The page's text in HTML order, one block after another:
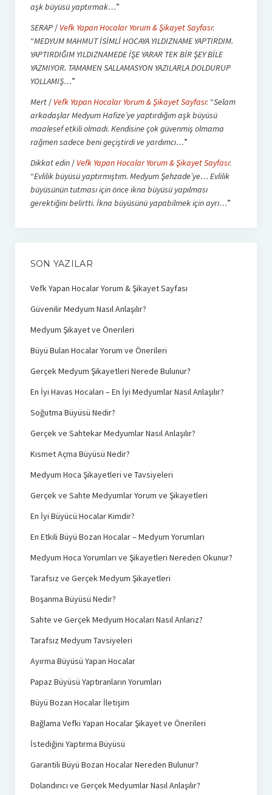
aşk büyüsü yaptırmak…”
SERAP/ Vefk Yapan Hocalar Yorum & Şikayet Sayfası:
“MEDYUM MAHMUT İSİMLİ HOCAYA YILDIZNAME YAPTIRDIM.
YAPTIRDIĞIM YILDIZNAMEDE İŞE YARAR TEK BİR ŞEY BİLE
YAZMIYOR. TAMAMEN SALLAMASYON YAZILARLA DOLDURUP
YOLLAMIŞ…”
Mert/ Vefk Yapan Hocalar Yorum & Şikayet Sayfası: “Selam
arkadaşlar Medyum Hafize’ye yaptırdığım aşk büyüsü
maalesef etkili olmadı. Kendisine çok güvenmiş olmama
rağmen sadece beni geçiştirdi ve yardımcı…”
Dikkat edin/ Vefk Yapan Hocalar Yorum & Şikayet Sayfası:
“Evlilik büyüsü yaptırmıştım. Medyum Şehzade’ye… Evlilik
büyüsünün tutması için önce ikna büyüsü yapılması
gerektiğini belirtti. İkna büyüsünü yapabilmek için ayrı…”
SON YAZILAR
Vefk Yapan Hocalar Yorum & Şikayet Sayfası
Güvenilir Medyum Nasıl Anlaşılır?
Medyum Şikayet ve Önerileri
Büyü Bulan Hocalar Yorum ve Önerileri
Gerçek Medyum Şikayetleri Nerede Bulunur?
En İyi Havas Hocaları – En İyi Medyumlar Nasıl Anlaşılır?
Soğutma Büyüsü Nedir?
Gerçek ve Sahtekar Medyumlar Nasıl Anlaşılır?
Kısmet Açma Büyüsü Nedir?
Medyum Hoca Şikayetleri ve Tavsiyeleri
Gerçek ve Sahte Medyumlar Yorum ve Şikayetleri
En İyi Büyücü Hocalar Kimdir?
En Etkili Büyü Bozan Hocalar – Medyum Yorumları
Medyum Hoca Yorumları ve Şikayetleri Nereden Okunur?
Tarafsız ve Gerçek Medyum Şikayetleri
Boşanma Büyüsü Nedir?
Sahte ve Gerçek Medyum Hocaları Nasıl Anlarız?
Tarafsız Medyum Tavsiyeleri
Ayırma Büyüsü Yapan Hocalar
Papaz Büyüsü Yaptıranların Yorumları
Büyü Bozan Hocalar İletişim
Bağlama Vefki Yapan Hocalar Şikayet ve Önerileri
İstediğini Yaptırma Büyüsü
Garantili Büyü Bozan Hocalar Nereden Bulunur?
Dolandırıcı ve Gerçek Medyumlar Nasıl Anlaşılır?